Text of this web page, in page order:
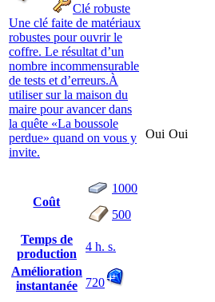
Clé robuste
Une clé faite de matériaux
robustes pour ouvrir le
coffre. Le résultat d’un
nombre incommensurable
de tests et d’erreurs.À
utiliser sur la maison du
maire pour avancer dans
la quête «La boussole
perdue» quand on vous y
invite.
Coût
1000
500
Temps de
production
4 h. s.
Amélioration
instantanée
720
Oui Oui